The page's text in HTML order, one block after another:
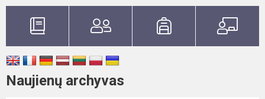
Naujienų archyvas